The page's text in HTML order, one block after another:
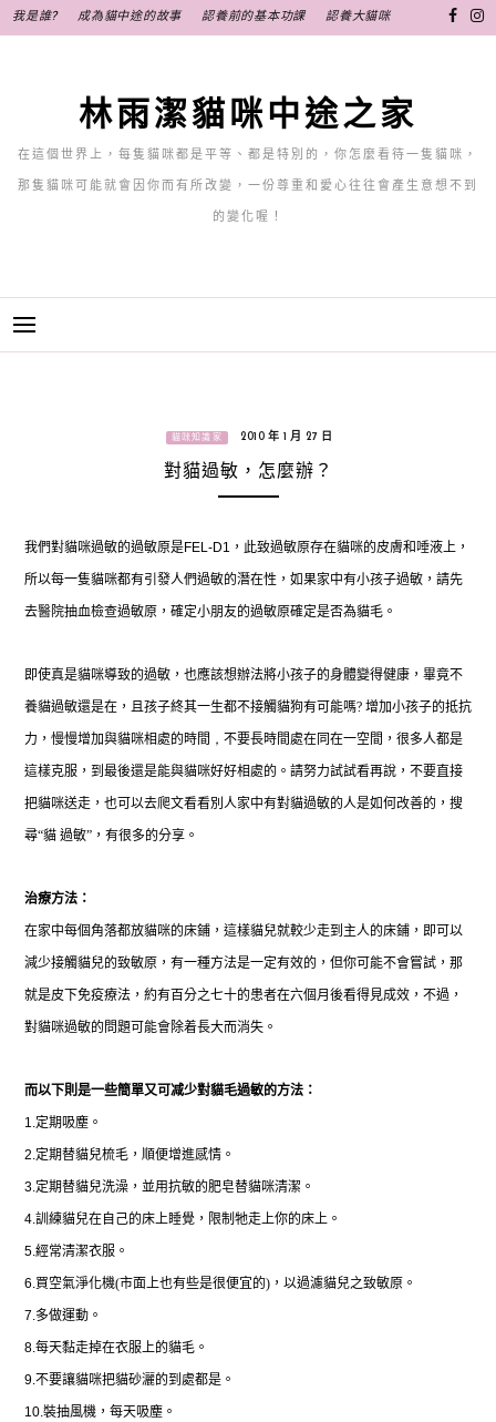
至
我是誰? 成為貓中途的故事 認養前的基本功課 認養大貓咪
林雨潔貓咪中途之家
在這個世界上，每隻貓咪都是平等、都是特別的，你怎麼看待一隻貓咪，
那隻貓咪可能就會因你而有所改變，一份尊重和愛心往往會產生意想不到
的變化喔！
貓咪知識家 2010 年 1 月 27 日
對貓過敏，怎麼辦？
我們對貓咪過敏的過敏原是FEL-D1 ，此致過敏原存在貓咪的皮膚和唾液上，
所以每一隻貓咪都有引發人們過敏的潛在性，如果家中有小孩子過敏，請先
去醫院抽血檢查過敏原，確定小朋友的過敏原確定是否為貓毛。
即使真是貓咪導致的過敏， 也應該想辦法將小孩子的身體變得健康，畢竟不
養貓過敏還是在，且孩子終其一生都不接觸貓狗有可能嗎? 增加小孩子的抵抗
力，慢慢增加與貓咪相處的時間 ， 不要長時間處在同在一空間，很多人都是
這樣克服，到最後還是能與貓咪好好相處的。請努力試試看再說，不要直接
把貓咪送走，也可以去爬文看看別人家中有對貓過敏的人是如何改善的，搜
尋“貓 過敏”，有很多的分享。
治療方法：
在家中每個角落都放貓咪的床鋪，這樣貓兒就較少走到主人的床鋪，即可以
減少接觸貓兒的致敏原，有一種方法是一定有效的，但你可能不會嘗試，那
就是皮下免疫療法，約有百分之七十的患者在六個月後看得見成效，不過，
對貓咪過敏的問題可能會除着長大而消失。
而以下則是一些簡單又可减少對貓毛過敏的方法：
1.定期吸塵。
2.定期替貓兒梳毛，順便增進感情。
3.定期替貓兒洗澡，並用抗敏的肥皂替貓咪清潔。
4.訓練貓兒在自己的床上睡覺，限制牠走上你的床上。
5.經常清潔衣服。
6.買空氣淨化機(市面上也有些是很便宜的)，以過濾貓兒之致敏原。
7.多做運動。
8.每天黏走掉在衣服上的貓毛。
9.不要讓貓咪把貓砂灑的到處都是。
10.裝抽風機，每天吸塵。